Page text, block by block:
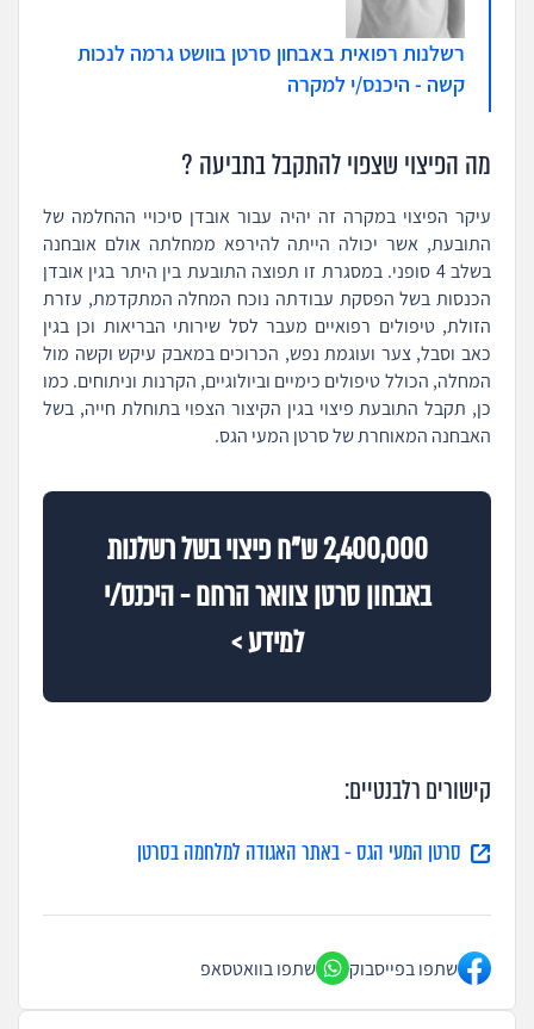
רשלנות רפואית באבחון סרטן בוושט גרמה לנכות
קשה - היכנס/י למקרה
מה הפיצוי שצפוי להתקבל בתביעה ?
עיקר הפיצוי במקרה זה יהיה עבור אובדן סיכויי ההחלמה של
התובעת, אשר יכולה הייתה להירפא ממחלתה אולם אובחנה
בשלב 4 סופני. במסגרת זו תפוצה התובעת בין היתר בגין אובדן
הכנסות בשל הפסקת עבודתה נוכח המחלה המתקדמת, עזרת
הזולת, טיפולים רפואיים מעבר לסל שירותי הבריאות וכן בגין
כאב וסבל, צער ועוגמת נפש, הכרוכים במאבק עיקש וקשה מול
המחלה, הכולל טיפולים כימיים וביולוגיים, הקרנות וניתוחים. כמו
כן, תקבל התובעת פיצוי בגין הקיצור הצפוי בתוחלת חייה, בשל
האבחנה המאוחרת של סרטן המעי הגס.
2,400,000 ש"ח פיצוי בשל רשלנות
באבחון סרטן צוואר הרחם - היכנס/י
למידע >
קישורים רלבנטיים:
סרטן המעי הגס - באתר האגודה למלחמה בסרטן
שתפו בפייסבוק שתפו בוואטסאפ